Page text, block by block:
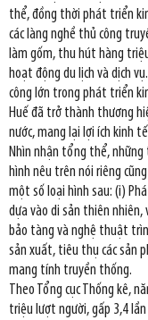
thể, đồng thời phát triển
các làng nghề thủ công
làm gốm, thu hút hàng
hoạt động du lịch và dịch
công lớn trong phát triển
Huế đã trở thành thương
nước, mang lại lợi ích kinh
Nhìn nhận tổng thể,
hình nêu trên nói riêng
một số loại hình sau: (i)
dựa vào di sản thiên
bảo tàng và nghệ thuật
sản xuất, tiêu thụ các sản
mang tính truyền thống.
Theo Tổng cục Thống kê,
triệu lượt người, gấp 3,4